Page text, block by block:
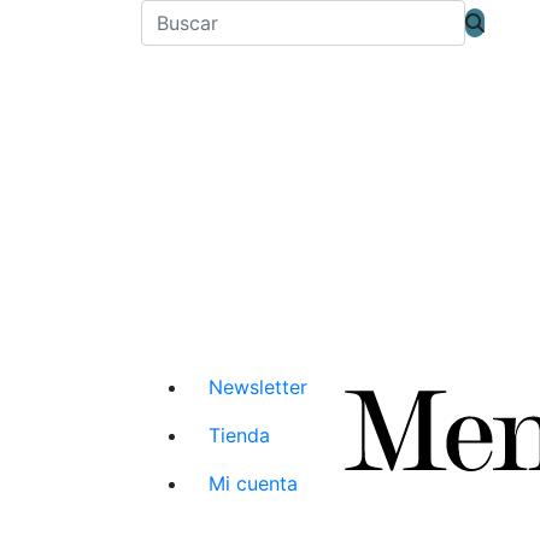
Newsletter
Tienda
Mi cuenta